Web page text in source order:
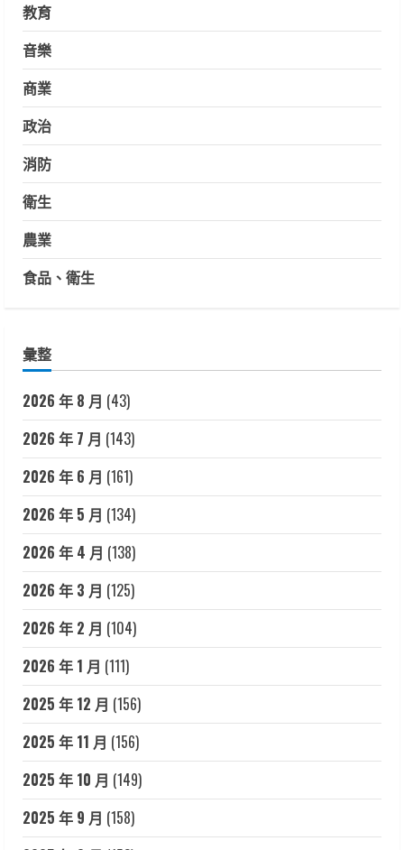
教育
音樂
商業
政治
消防
衛生
農業
食品、衛生
彙整
2026 年 8 月 (43)
2026 年 7 月 (143)
2026 年 6 月 (161)
2026 年 5 月 (134)
2026 年 4 月 (138)
2026 年 3 月 (125)
2026 年 2 月 (104)
2026 年 1 月 (111)
2025 年 12 月 (156)
2025 年 11 月 (156)
2025 年 10 月 (149)
2025 年 9 月 (158)